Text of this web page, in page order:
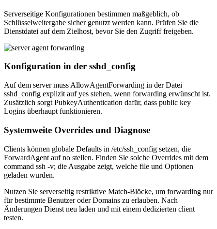
Serverseitige Konfigurationen bestimmen maßgeblich, ob
Schlüsselweitergabe sicher genutzt werden kann. Prüfen Sie die
Dienstdatei auf dem Zielhost, bevor Sie den Zugriff freigeben.
Konfiguration in der sshd_config
Auf dem server muss AllowAgentForwarding in der Datei
sshd_config explizit auf yes stehen, wenn forwarding erwünscht ist.
Zusätzlich sorgt PubkeyAuthentication dafür, dass public key
Logins überhaupt funktionieren.
Systemweite Overrides und Diagnose
Clients können globale Defaults in /etc/ssh_config setzen, die
ForwardAgent auf no stellen. Finden Sie solche Overrides mit dem
command ssh -v; die Ausgabe zeigt, welche file und Optionen
geladen wurden.
Nutzen Sie serverseitig restriktive Match-Blöcke, um forwarding nur
für bestimmte Benutzer oder Domains zu erlauben. Nach
Änderungen Dienst neu laden und mit einem dedizierten client
testen.